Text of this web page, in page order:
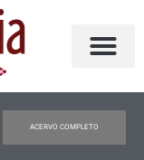
ACERVO COMPLETO